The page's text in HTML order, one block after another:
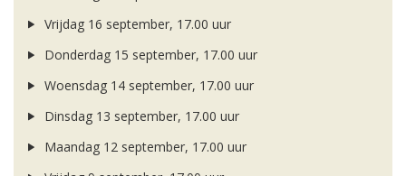
Vrijdag 16 september, 17.00 uur
Donderdag 15 september, 17.00 uur
Woensdag 14 september, 17.00 uur
Dinsdag 13 september, 17.00 uur
Maandag 12 september, 17.00 uur